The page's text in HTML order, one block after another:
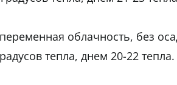
облачность, без
тепла, днем 20-22 тепла.